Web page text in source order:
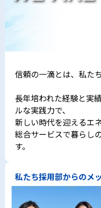
信頼の一滴とは、私た
長年培われた経験と実
ルな実践力で、
新しい時代を迎えるエ
総合サービスで暮らし
す。
私たち採用部からのメ